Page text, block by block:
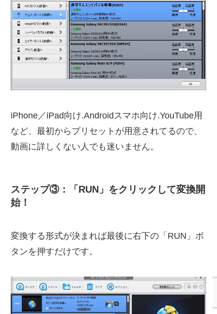
iPhone／iPad向け.Androidスマホ向け.YouTube用
など、最初からプリセットが用意されてるので、
動画に詳しくない人でも迷いません。
ステップ③：「RUN」をクリックして変換開
始！
変換する形式が決まれば最後に右下の「RUN」ボ
タンを押すだけです。